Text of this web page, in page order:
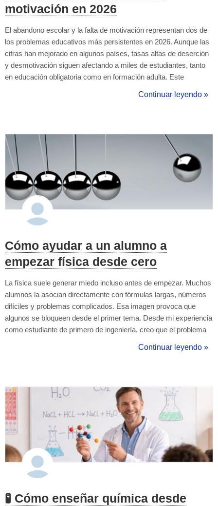
motivación en 2026
El abandono escolar y la falta de motivación representan dos de
los problemas educativos más persistentes en 2026. Aunque las
cifras han mejorado en algunos países, tasas altas de deserción
y desmotivación siguen afectando a miles de estudiantes, tanto
en educación obligatoria como en formación adulta. Este
sino también a psicológicos: la falta de conexión emocional con el
Continuar leyendo »
Cómo ayudar a un alumno a
empezar física desde cero
La física suele generar miedo incluso antes de empezar. Muchos
alumnos la asocian directamente con fórmulas largas, números
difíciles y problemas complicados. Esa imagen provoca que
algunos se bloqueen desde el primer tema. Desde mi experiencia
como estudiante de primero de ingeniería, creo que el problema
principio. Si el primer contacto es una lista de ecuaciones sin
Continuar leyendo »
🧪 Cómo enseñar química desde